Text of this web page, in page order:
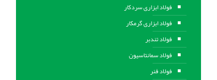
فولاد ابزاری سردکار
فولاد ابزاری گرمکار
فولاد تندبر
فولاد سمانتاسیون
فولاد فنر